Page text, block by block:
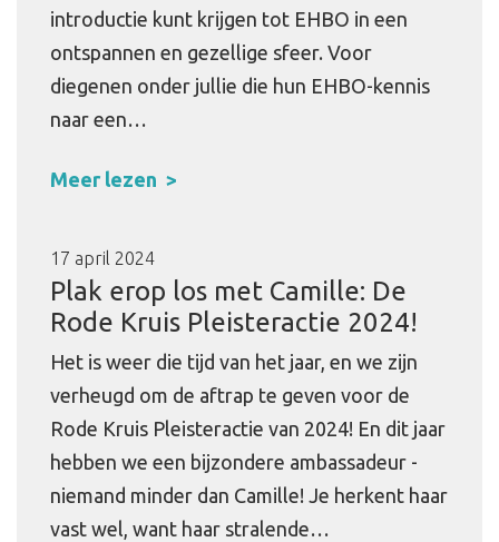
introductie kunt krijgen tot EHBO in een
ontspannen en gezellige sfeer. Voor
diegenen onder jullie die hun EHBO-kennis
naar een…
Meer lezen
17 april 2024
Plak erop los met Camille: De
Rode Kruis Pleisteractie 2024!
Het is weer die tijd van het jaar, en we zijn
verheugd om de aftrap te geven voor de
Rode Kruis Pleisteractie van 2024! En dit jaar
hebben we een bijzondere ambassadeur -
niemand minder dan Camille! Je herkent haar
vast wel, want haar stralende…